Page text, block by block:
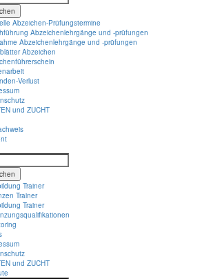
Abzeichen-Prüfungstermine
Abzeichenlehrgänge und -prüfungen
Abzeichenlehrgänge und -prüfungen
Abzeichen
Verlust
und ZUCHT
Trainer
Trainer
Trainer
und ZUCHT